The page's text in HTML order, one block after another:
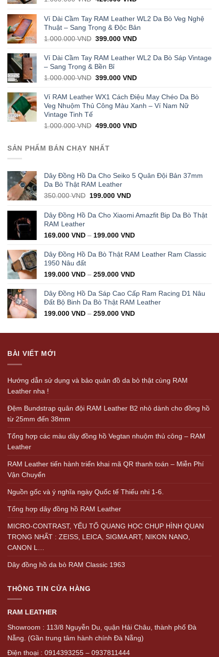
was:
1.000.000 VND.
is:
429.000 VND.
Ví Dài Cầm Tay RAM Leather WL2 Da Bò Veg Nghệ
Thuật – Sang Trọng & Độc Bản
1.000.000VND Original
was:
1.000.000 VND.
399.000VNDCurrent
is:
Ví Dài Cầm Tay RAM Leather WL2 Da Bò Sáp Vintage
– Sang Trọng & Bền Bỉ
1.000.000VND Original
was:
1.000.000 VND.
399.000VNDCurrent
is:
399.000 VND.
Ví RAM Leather WX1 Cách Điệu May Chéo Da Bò
Veg Nhuộm Thủ Công Màu Xanh – Ví Nam Nữ
Vintage Tinh Tế
1.000.000VND Original
was:
1.000.000 VND.
499.000VNDCurrent
SẢN PHẨM BÁN CHẠY NHẤT
Dây Đồng Hồ Da Cho Seiko 5 Quân Đội Bản 37mm
Da Bò Thật RAM Leather
350.000VND Original
was:
199.000VNDCurrent
is:
199.000 VND.
Dây Đồng Hồ Da Cho Xiaomi Amazfit Bip Da Bò Thật
RAM Leather
169.000 VND – 199.000 VND
Dây Đồng Hồ Da Bò Thật RAM Leather Ram Classic
1950 Nâu đất
199.000 VND – 259.000 VND
Dây Đồng Hồ Da Sáp Cao Cấp Ram Racing D1 Nâu
Đất Bộ Binh Da Bò Thật RAM Leather
199.000 VND – 259.000 VND
BÀI VIẾT MỚI
Hướng dẫn sử dụng và bảo quản đồ da bò thật cùng RAM
Leather nha !
Đệm Bundstrap quân đội RAM Leather B2 nhỏ dành cho đồng hồ
từ 25mm đến 38mm
Tổng hợp các màu dây đồng hồ Vegtan nhuộm thủ công – RAM
Leather
RAM Leather tiến hành triển khai mã QR thanh toán – Miễn Phí
Vận Chuyển
Nguồn gốc và ý nghĩa ngày Quốc tế Thiếu nhi 1-6.
Tổng hợp dây đồng hồ RAM Leather
MICRO-CONTRAST, YẾU TỐ QUANG HỌC CHỤP HÌNH QUAN
TRỌNG NHẤT : ZEISS, LEICA, SIGMA ART, NIKON NANO,
CANON L…
Dây đồng hồ da bò RAM Classic 1963
THÔNG TIN CỬA HÀNG
RAM LEATHER
Showroom : 113/8 Nguyễn Du, quận Hải Châu, thành phố Đà
Nẵng. (Gần trung tâm hành chính Đà Nẵng)
Điện thoại : 0914393255 – 0937811444